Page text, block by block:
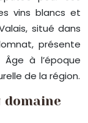
vins blancs et
situé dans
présente
à l’époque
de la région.